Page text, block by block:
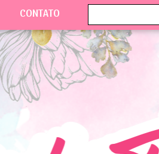
CONTATO